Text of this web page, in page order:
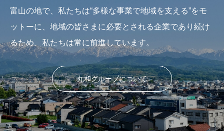
富山の地で、私たちは“多様な事業で地域を支える”をモ
ットーに、地域の皆さまに必要とされる企業であり続け
るため、私たちは常に前進しています。
丸和グループについて